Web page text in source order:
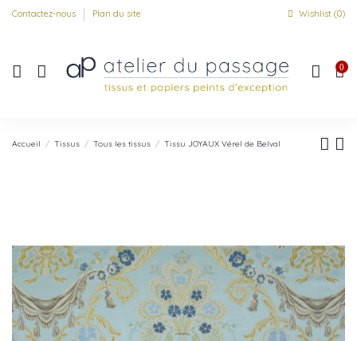
Contactez-nous Plan du site Wishlist (0)
0
Accueil Tissus Tous les tissus Tissu JOYAUX Vérel de Belval